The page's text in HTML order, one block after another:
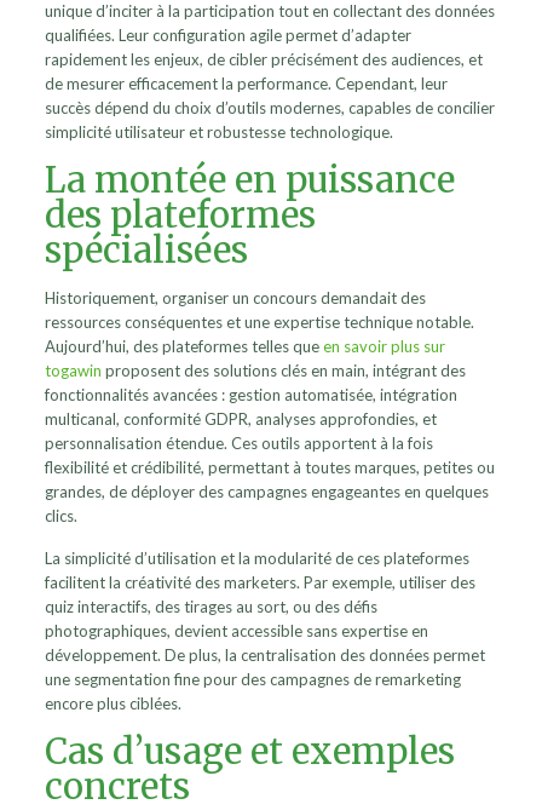
unique d’inciter à la participation tout en collectant des données
qualifiées. Leur configuration agile permet d’adapter
rapidement les enjeux, de cibler précisément des audiences, et
de mesurer efficacement la performance. Cependant, leur
succès dépend du choix d’outils modernes, capables de concilier
simplicité utilisateur et robustesse technologique.
La montée en puissance
des plateformes
spécialisées
Historiquement, organiser un concours demandait des
ressources conséquentes et une expertise technique notable.
Aujourd’hui, des plateformes telles queen savoir plus sur
togawin proposent des solutions clés en main, intégrant des
fonctionnalités avancées : gestion automatisée, intégration
multicanal, conformité GDPR, analyses approfondies, et
personnalisation étendue. Ces outils apportent à la fois
flexibilité et crédibilité, permettant à toutes marques, petites ou
grandes, de déployer des campagnes engageantes en quelques
clics.
La simplicité d’utilisation et la modularité de ces plateformes
facilitent la créativité des marketers. Par exemple, utiliser des
quiz interactifs, des tirages au sort, ou des défis
photographiques, devient accessible sans expertise en
développement. De plus, la centralisation des données permet
une segmentation fine pour des campagnes de remarketing
encore plus ciblées.
Cas d’usage et exemples
concrets